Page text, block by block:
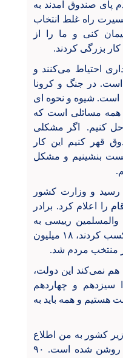
پای صندوق آمدند به
راه غلط انتخاب
کنی و ما را از
بزرگی کردند.
احتیاط می‌کنند و
است. در جنگ و کرونا
است. شیوه و نحوه ای
همه مسائلی است که
حل کنیم. اگر مشکلی
قهر کنیم این کار
بنشینیم و مشکل
رسید و وزارت کشور
را اعلام کرد. برادر
رییسی به
عنوان کسی که آرای لازم را کسب کردند، ۱۸ میلیون
منتخب مردم شد.
نمی‌کند این دولت،
سیزدهم و چهاردهم
هستیم و همه باید به
کشور به من اطلاع
داد که تکلیف انتخابات تقریباً روشن شده است. ۹۰